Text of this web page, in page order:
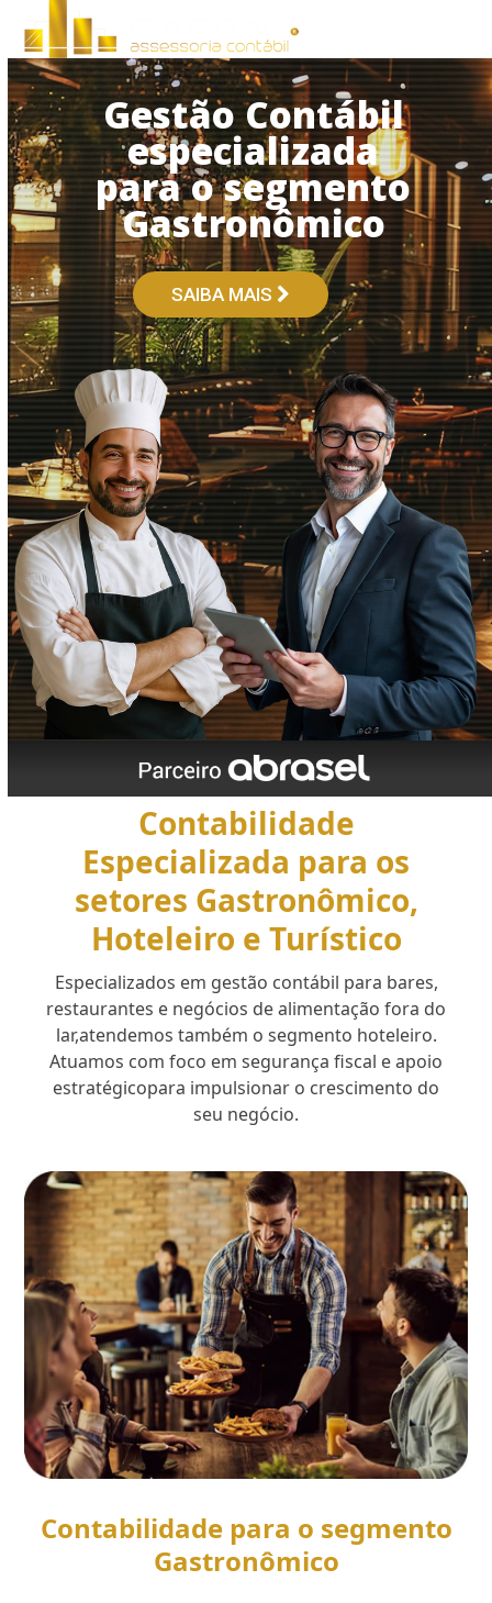
content
Open
mobile
menu
Close
mobile
menu
Gestão Contábil
especializada
para o segmento
Gastronômico
SAIBA MAIS
Contabilidade
Especializada para os
setores Gastronômico,
Hoteleiro e Turístico
Especializados em gestão contábil para bares,
restaurantes e negócios de alimentação fora do
lar,atendemos também o segmento hoteleiro.
Atuamos com foco em segurança fiscal e apoio
estratégicopara impulsionar o crescimento do
seu negócio.
Contabilidade para o segmento
Gastronômico